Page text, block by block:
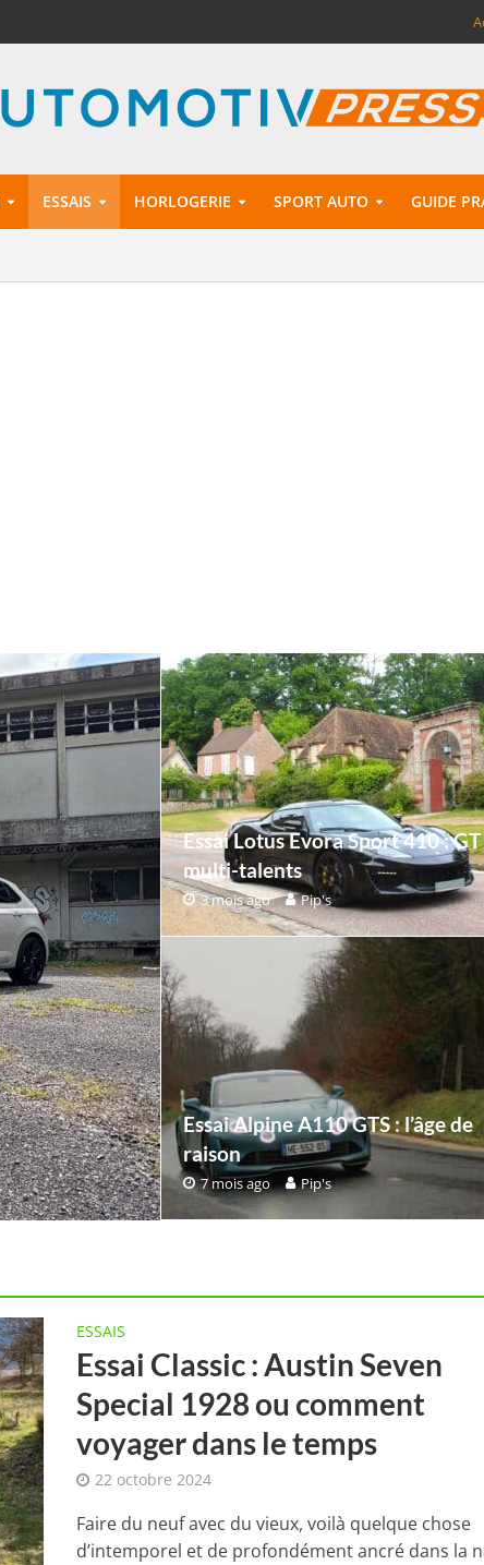
ESSAIS HORLOGERIE SPORT AUTO GUIDE
Essai Lotus Evora Sport 410 : GT
multi-talents
3 mois ago Pip's
Essai Alpine A110 GTS : l’âge de
raison
7 mois ago Pip's
ESSAIS
Essai Classic : Austin Seven
Special 1928 ou comment
voyager dans le temps
22 octobre 2024
Faire du neuf avec du vieux, voilà quelque chose
d’intemporel et de profondément ancré dans la